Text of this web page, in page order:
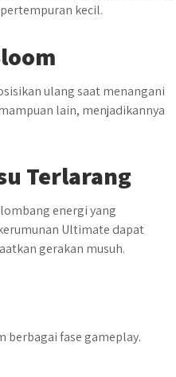
kecil.
ulang saat menangani
lain, menjadikannya
Terlarang
energi yang
Ultimate dapat
gerakan musuh.
berbagai fase gameplay.